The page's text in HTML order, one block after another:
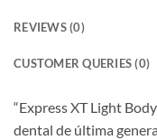
REVIEWS (0)
CUSTOMER QUERIES (0)
“Express XT Light
dental de última